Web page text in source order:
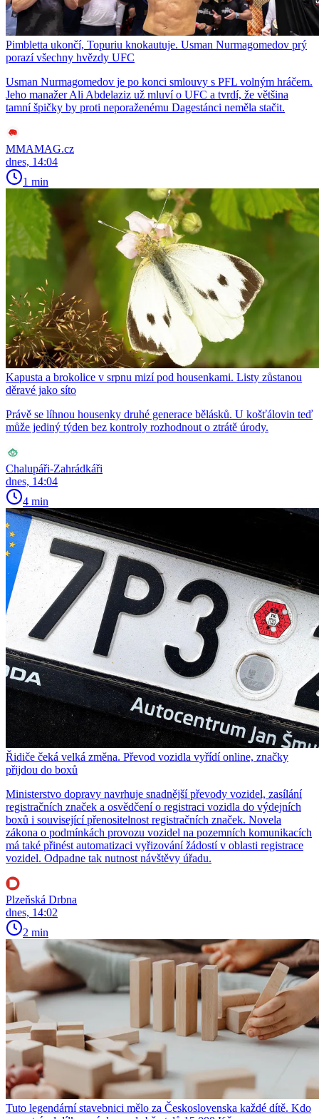
Pimbletta ukončí, Topuriu knokautuje. Usman Nurmagomedov prý
porazí všechny hvězdy UFC
Usman Nurmagomedov je po konci smlouvy s PFL volným hráčem.
Jeho manažer Ali Abdelaziz už mluví o UFC a tvrdí, že většina
tamní špičky by proti neporaženému Dagestánci neměla stačit.
MMAMAG.cz
dnes, 14:04
1 min
Kapusta a brokolice v srpnu mizí pod housenkami. Listy zůstanou
děravé jako síto
Právě se líhnou housenky druhé generace bělásků. U košťálovin teď
může jediný týden bez kontroly rozhodnout o ztrátě úrody.
Chalupáři-Zahrádkáři
dnes, 14:04
4 min
Řidiče čeká velká změna. Převod vozidla vyřídí online, značky
přijdou do boxů
Ministerstvo dopravy navrhuje snadnější převody vozidel, zasílání
registračních značek a osvědčení o registraci vozidla do výdejních
boxů i související přenositelnost registračních značek. Novela
zákona o podmínkách provozu vozidel na pozemních komunikacích
má také přinést automatizaci vyřizování žádostí v oblasti registrace
vozidel. Odpadne tak nutnost návštěvy úřadu.
Plzeňská Drbna
dnes, 14:02
2 min
Tuto legendární stavebnici mělo za Československa každé dítě. Kdo